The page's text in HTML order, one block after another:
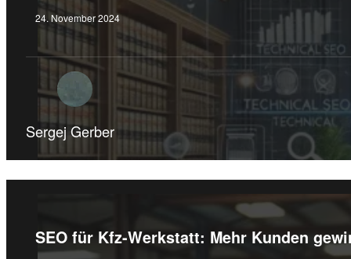
24. November 2024
Sergej Gerber
SEO für Kfz-Werkstatt: Mehr Kunden